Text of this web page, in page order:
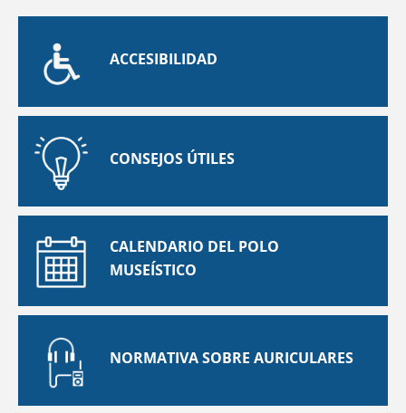
ACCESIBILIDAD
CONSEJOS ÚTILES
CALENDARIO DEL POLO
MUSEÍSTICO
NORMATIVA SOBRE AURICULARES